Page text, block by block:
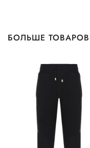
БОЛЬШЕ ТОВАРОВ